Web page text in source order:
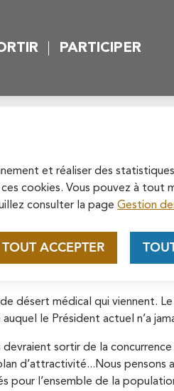
et réaliser des
cookies. Vous pouvez à tout
consulter la page Gestion
TOUT ACCEPTER
Saint-Maclou de
de la cathédrale
vous connectant sur le
PARTICIPER
-
des tribunes
désert médical qui viennent.
le Président actuel n’a
sortir de la
d’attractivité...Nous pensons
pour l’ensemble de la